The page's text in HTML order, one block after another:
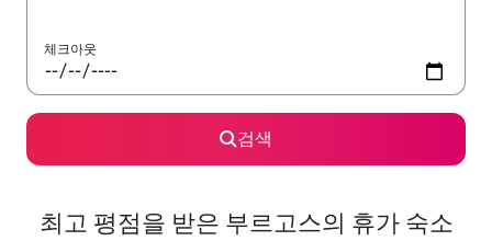
체크아웃
검색
최고 평점을 받은 부르고스의 휴가 숙소